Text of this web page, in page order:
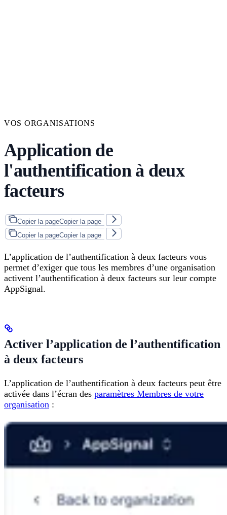
VOS ORGANISATIONS
Application de
l'authentification à deux
facteurs
Copier la pageCopier la page
Copier la pageCopier la page
L’application de l’authentification à deux facteurs vous
permet d’exiger que tous les membres d’une organisation
activent l’authentification à deux facteurs sur leur compte
AppSignal.
Activer l’application de l’authentification
à deux facteurs
L’application de l’authentification à deux facteurs peut être
activée dans l’écran des paramètres Membres de votre
organisation :